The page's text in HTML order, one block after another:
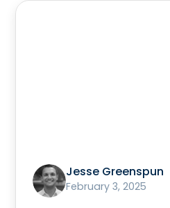
Jesse Greenspun
February 3, 2025